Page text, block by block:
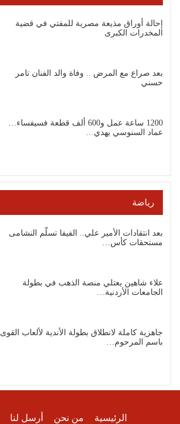
إحالة أوراق مذيعة مصرية للمفتي في قضية
المخدرات الكبرى
بعد صراع مع المرض .. وفاة والد الفنان تامر
حسني
1200 ساعة عمل و600 ألف قطعة فسيفساء…
عماد السنوسي يهدي…
رياضة
بعد انتقادات الأمير علي.. الفيفا تسلّم النشامى
مستحقات كأس…
علاء شاهين يعتلي منصة الذهب في بطولة
الجامعات الأردنية…
جاهزية كاملة لانطلاق بطولة الأندية لألعاب القوى
باسم المرحوم…
الرئيسية من نحن أرسل لنا